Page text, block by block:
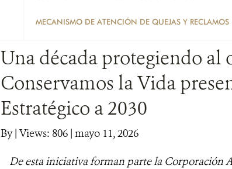
MECANISMO DE ATENCIÓN DE QUEJAS Y RECLAMOS
Una década protegiendo al
Conservamos la Vida
Estratégico a 2030
By| Views: 806| mayo 11, 2026
De esta iniciativa forman parte la Corporación